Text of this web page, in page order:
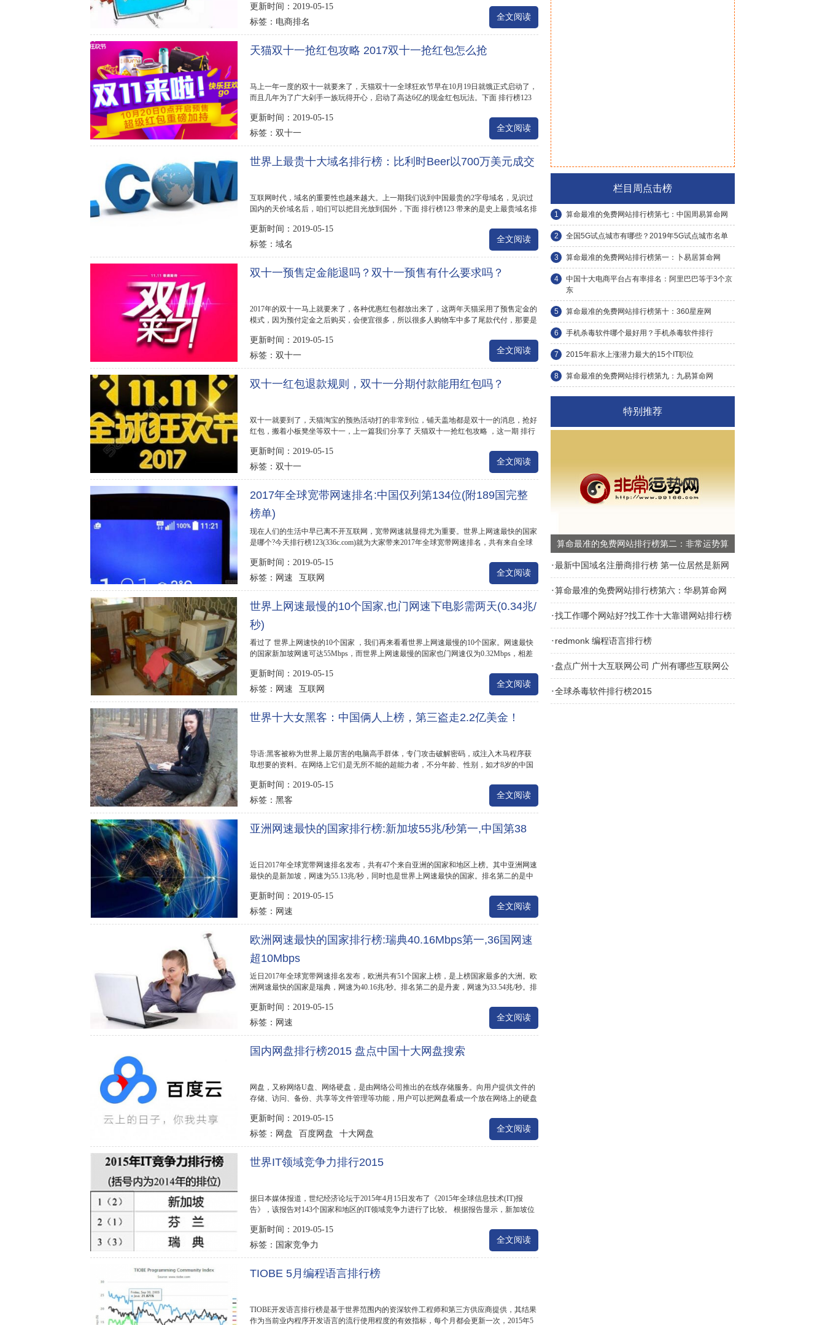
更新时间：2019-05-15
标签： 电商排名 全文阅读
天猫双十一抢红包攻略 2017双十一抢红包怎么抢
马上一年一度的双十一就要来了，天猫双十一全球狂欢节早在10月19日就饿正式启动了，
而且几年为了广大剁手一族玩得开心，启动了高达6亿的现金红包玩法。下面 排行榜123
更新时间：2019-05-15
标签： 双十一 全文阅读
世界上最贵十大域名排行榜：比利时Beer以700万美元成交
互联网时代，域名的重要性也越来越大。上一期我们说到中国最贵的2字母域名，见识过
国内的天价域名后，咱们可以把目光放到国外，下面 排行榜123 带来的是史上最贵域名排
更新时间：2019-05-15
标签： 域名 全文阅读
双十一预售定金能退吗？双十一预售有什么要求吗？
2017年的双十一马上就要来了，各种优惠红包都放出来了，这两年天猫采用了预售定金的
模式，因为预付定金之后购买，会便宜很多，所以很多人购物车中多了尾款代付，那要是
更新时间：2019-05-15
标签： 双十一 全文阅读
双十一红包退款规则，双十一分期付款能用红包吗？
双十一就要到了，天猫淘宝的预热活动打的非常到位，铺天盖地都是双十一的消息，抢好
红包，搬着小板凳坐等双十一，上一篇我们分享了 天猫双十一抢红包攻略 ，这一期 排行
更新时间：2019-05-15
标签： 双十一 全文阅读
2017年全球宽带网速排名:中国仅列第134位(附189国完整
榜单)
现在人们的生活中早已离不开互联网，宽带网速就显得尤为重要。世界上网速最快的国家
是哪个?今天排行榜123(336c.com)就为大家带来2017年全球宽带网速排名，共有来自全球
更新时间：2019-05-15
标签： 网速 互联网 全文阅读
世界上网速最慢的10个国家,也门网速下电影需两天(0.34兆/
秒)
看过了 世界上网速快的10个国家 ，我们再来看看世界上网速最慢的10个国家。网速最快
的国家新加坡网速可达55Mbps，而世界上网速最慢的国家也门网速仅为0.32Mbps，相差
更新时间：2019-05-15
标签： 网速 互联网 全文阅读
世界十大女黑客：中国俩人上榜，第三盗走2.2亿美金！
导语:黑客被称为世界上最厉害的电脑高手群体，专门攻击破解密码，或注入木马程序获
取想要的资料。在网络上它们是无所不能的超能力者，不分年龄、性别，如才8岁的中国
更新时间：2019-05-15
标签： 黑客 全文阅读
亚洲网速最快的国家排行榜:新加坡55兆/秒第一,中国第38
近日2017年全球宽带网速排名发布，共有47个来自亚洲的国家和地区上榜。其中亚洲网速
最快的是新加坡，网速为55.13兆/秒，同时也是世界上网速最快的国家。排名第二的是中
更新时间：2019-05-15
标签： 网速 全文阅读
欧洲网速最快的国家排行榜:瑞典40.16Mbps第一,36国网速
超10Mbps
近日2017年全球宽带网速排名发布，欧洲共有51个国家上榜，是上榜国家最多的大洲。欧
洲网速最快的国家是瑞典，网速为40.16兆/秒。排名第二的是丹麦，网速为33.54兆/秒。排
更新时间：2019-05-15
标签： 网速 全文阅读
国内网盘排行榜2015 盘点中国十大网盘搜索
网盘，又称网络U盘、网络硬盘，是由网络公司推出的在线存储服务。向用户提供文件的
存储、访问、备份、共享等文件管理等功能，用户可以把网盘看成一个放在网络上的硬盘
更新时间：2019-05-15
标签： 网盘 百度网盘 十大网盘 全文阅读
世界IT领域竞争力排行2015
据日本媒体报道，世纪经济论坛于2015年4月15日发布了《2015年全球信息技术(IT)报
告》，该报告对143个国家和地区的IT领域竞争力进行了比较。 根据报告显示，新加坡位
更新时间：2019-05-15
标签： 国家竞争力 全文阅读
TIOBE 5月编程语言排行榜
TIOBE开发语言排行榜是基于世界范围内的资深软件工程师和第三方供应商提供，其结果
作为当前业内程序开发语言的流行使用程度的有效指标，每个月都会更新一次，2015年5
栏目周点击榜
1 算命最准的免费网站排行榜第七：中国周易算命网
2 全国5G试点城市有哪些？2019年5G试点城市名单
3 算命最准的免费网站排行榜第一：卜易居算命网
4
中国十大电商平台占有率排名：阿里巴巴等于3个京
东
5 算命最准的免费网站排行榜第十：360星座网
6 手机杀毒软件哪个最好用？手机杀毒软件排行
7 2015年薪水上涨潜力最大的15个IT职位
8 算命最准的免费网站排行榜第九：九易算命网
特别推荐
算命最准的免费网站排行榜第二：非常运势算
命网
·最新中国域名注册商排行榜 第一位居然是新网
·算命最准的免费网站排行榜第六：华易算命网
·找工作哪个网站好?找工作十大靠谱网站排行榜
·redmonk 编程语言排行榜
·盘点广州十大互联网公司 广州有哪些互联网公
司
·全球杀毒软件排行榜2015